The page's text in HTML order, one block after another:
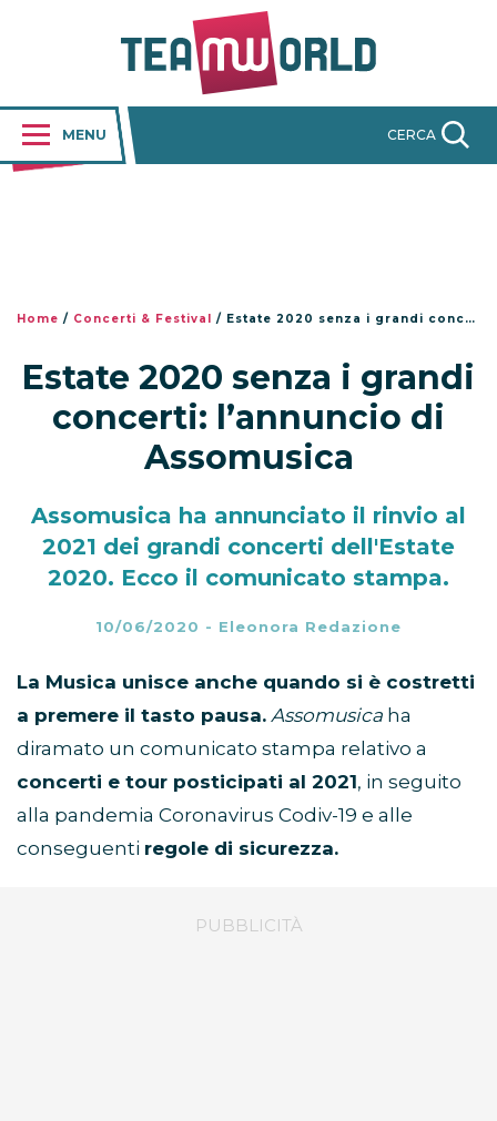
MENU CERCA
Home / Concerti & Festival / Estate 2020 senza i grandi concerti: l’annuncio di Assomusica
Estate 2020 senza i grandi
concerti: l’annuncio di
Assomusica
Assomusica ha annunciato il rinvio al
2021 dei grandi concerti dell'Estate
2020. Ecco il comunicato stampa.
10/06/2020 - Eleonora Redazione
La Musica unisce anche quando si è costretti
a premere il tasto pausa. Assomusica ha
diramato un comunicato stampa relativo a
concerti e tour posticipati al 2021, in seguito
alla pandemia Coronavirus Codiv-19 e alle
conseguenti regole di sicurezza.